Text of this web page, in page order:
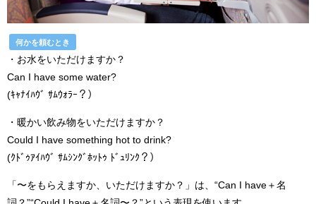
何かを頼むとき
・お水をいただけますか？
Can I have some water?
(ｷｬﾅｲﾊｳﾞ ｻﾑｳｫﾗｰ？）
・暖かい飲み物をいただけますか？
Could I have something hot to drink?
(ｸﾄﾞｩｱｲﾊｳﾞ ｻﾑｼﾝｸﾞﾎｯﾄｩ ﾄﾞｭﾘﾝｸ？）
「〜をもらえますか、いただけますか？」は、“Can I have＋名